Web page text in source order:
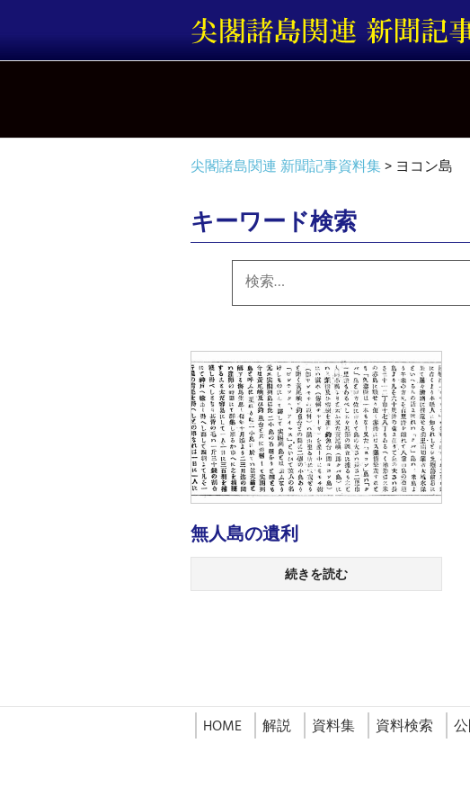
テ
ス
尖閣諸島関連 新聞記事資料集> ヨコン島
キーワード検索
索:
無人島の遺利
続きを読む
HOME 解説 資料集 資料検索